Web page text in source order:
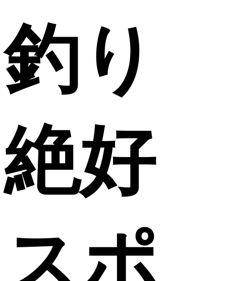
釣り
絶好
スポ